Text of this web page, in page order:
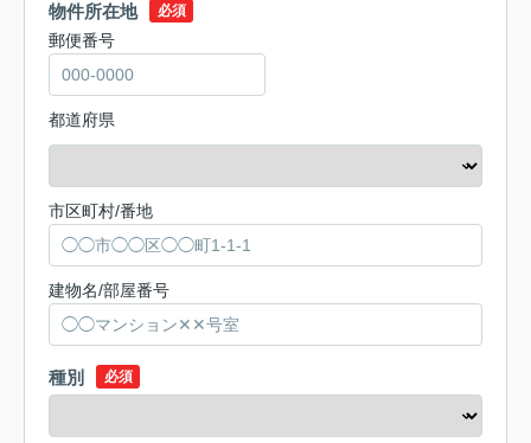
物件所在地 必須
郵便番号
都道府県
市区町村/番地
建物名/部屋番号
種別 必須